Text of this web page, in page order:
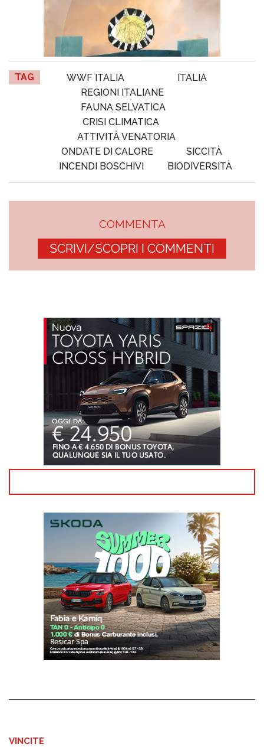
TAG WWF ITALIA
ITALIA
REGIONI ITALIANE
FAUNA SELVATICA
CRISI CLIMATICA
ATTIVITÀ VENATORIA
ONDATE DI CALORE
SICCITÀ
INCENDI BOSCHIVI
BIODIVERSITÀ
COMMENTA
SCRIVI/SCOPRI I COMMENTI
VINCITE